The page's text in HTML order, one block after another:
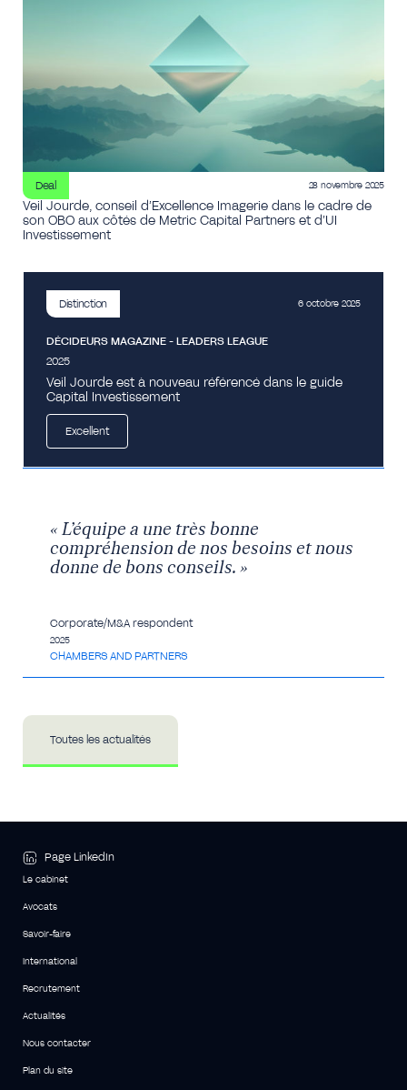
Deal 28 novembre 2025
Veil Jourde, conseil d’Excellence Imagerie dans le cadre de
son OBO aux côtés de Metric Capital Partners et d’UI
Investissement
Distinction 6 octobre 2025
DÉCIDEURS MAGAZINE - LEADERS LEAGUE
2025
Veil Jourde est à nouveau référencé dans le guide
Capital Investissement
Excellent
« L’équipe a une très bonne
compréhension de nos besoins et nous
donne de bons conseils. »
Corporate/M&A respondent
2025
CHAMBERS AND PARTNERS
Toutes les actualités
Page LinkedIn
Le cabinet
Avocats
Savoir-faire
International
Recrutement
Actualités
Nous contacter
Plan du site